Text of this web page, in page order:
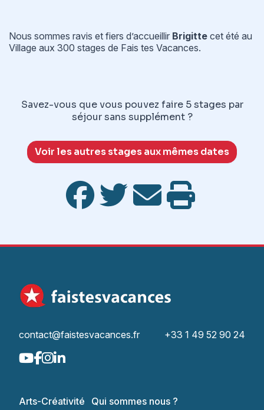
Nous sommes ravis et fiers d’accueillir Brigitte cet été au
Village aux 300 stages de Fais tes Vacances.
Savez-vous que vous pouvez faire 5 stages par
séjour sans supplément ?
Voir les autres stages aux mêmes dates
contact@faistesvacances.fr +33 1 49 52 90 24
Arts-Créativité Qui sommes nous ?